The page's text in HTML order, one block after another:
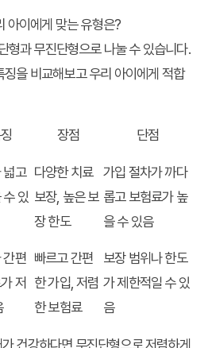
아이에게 맞는 유형은?
형과 무진단형으로 나눌 수 있습니다.
징을 비교해보고 우리 아이에게 적합
장점 단점
넓고
있
다양한 치료
보장, 높은 보
장 한도
가입 절차가 까다
롭고 보험료가 높
을 수 있음
간편
저
빠르고 간편
한 가입, 저렴
한 보험료
보장 범위나 한도
가 제한적일 수 있
음
건강하다면 무진단형으로 저렴하게